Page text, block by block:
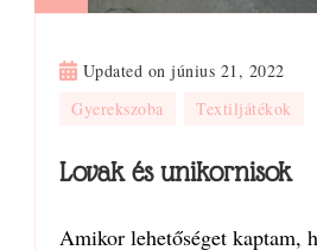
Updated onjúnius 21, 2022
Gyerekszoba
Textiljátékok
Lovak és unikornisok
Amikor lehetőséget kaptam,